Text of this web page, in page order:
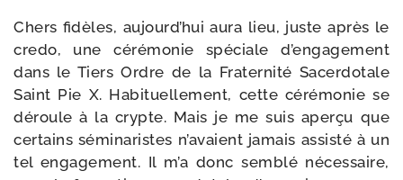
Chers fidèles, aujourd’hui aura lieu, juste après le
cre­do, une céré­mo­nie spé­ciale d’engagement
dans le Tiers Ordre de la Fraternité Sacerdotale
Saint Pie X. Habituellement, cette céré­mo­nie se
déroule à la crypte. Mais je me suis aper­çu que
cer­tains sémi­na­ristes n’avaient jamais assis­té à un
tel enga­ge­ment. Il m’a donc sem­blé néces­saire,